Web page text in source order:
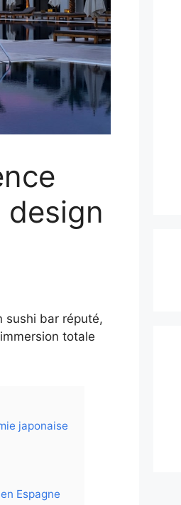
sushi bar réputé,
totale
japonaise
Espagne